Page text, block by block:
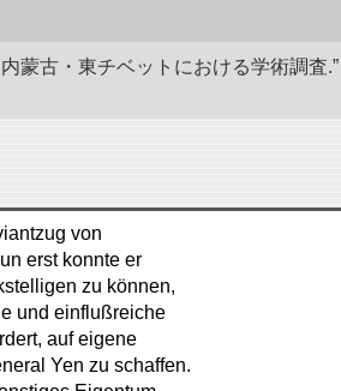
蒙古・東チベットにおける学術調
von
erst konnte er
zu können,
und einflußreiche
auf eigene
Yen zu schaffen.